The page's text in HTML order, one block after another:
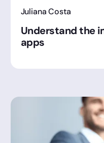
Juliana Costa
Understand the
apps